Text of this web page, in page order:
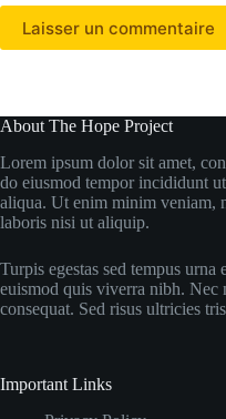
Laisser un commentaire
About The Hope Project
Lorem ipsum dolor sit amet,
do eiusmod tempor incididunt
aliqua. Ut enim minim veniam,
laboris nisi ut aliquip.
Turpis egestas sed tempus urna
euismod quis viverra nibh. Nec
consequat. Sed risus ultricies
Important Links